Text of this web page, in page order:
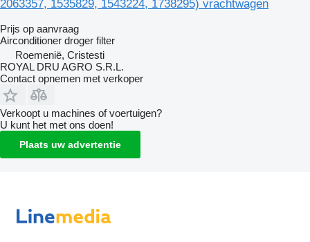
2063357, 1535829, 1543224, 1738295) vrachtwagen
Prijs op aanvraag
Airconditioner droger filter
Roemenië, Cristesti
ROYAL DRU AGRO S.R.L.
Contact opnemen met verkoper
Verkoopt u machines of voertuigen?
U kunt het met ons doen!
Plaats uw advertentie